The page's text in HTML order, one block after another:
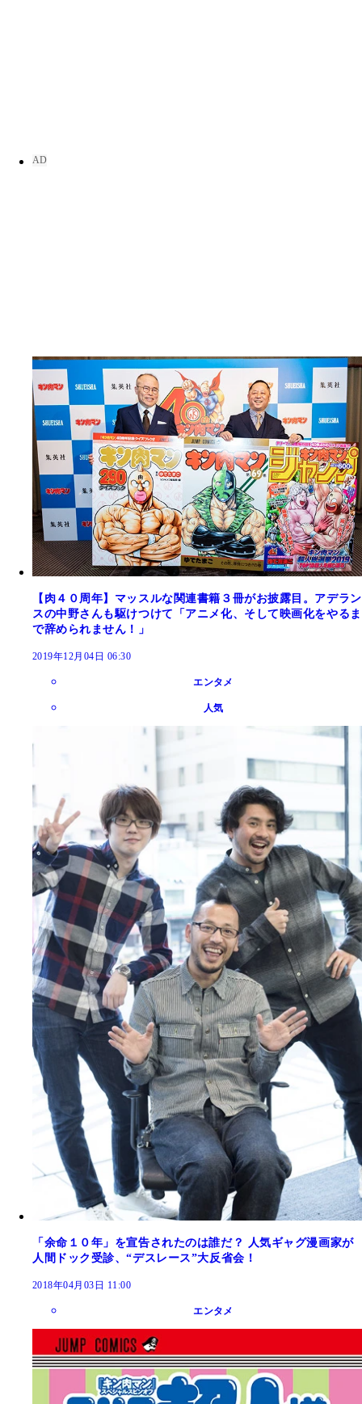
【肉４０周年】マッスルな関連書籍３冊がお披露目。アデラン
スの中野さんも駆けつけて「アニメ化、そして映画化をやるま
で辞められません！」
2019年12月04日 06:30
エンタメ
人気
「余命１０年」を宣告されたのは誰だ？ 人気ギャグ漫画家が
人間ドック受診、“デスレース”大反省会！
2018年04月03日 11:00
エンタメ